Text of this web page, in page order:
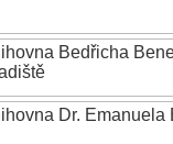
Bedřicha
Dr. Emanuela